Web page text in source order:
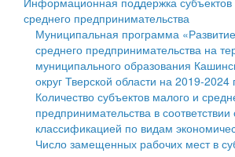
...
Туризм
Культура
Образование
Здравоохранение
Социальная защита
Управление сельскими территориями
Открытые данные
Работа с обращениями граждан
Муниципальный контроль
Муниципальные услуги
Выявление правообладателей ранее
объектов недвижимости
Имущественная поддержка субъектов
среднего предпринимательства
Информационная поддержка
среднего предпринимательства
Муниципальная программа
среднего предпринимательства на
муниципального образования
округ Тверской области на 2019-2024
Количество субъектов малого и
предпринимательства в соответствии
классификацией по видам
Число замещенных рабочих мест в